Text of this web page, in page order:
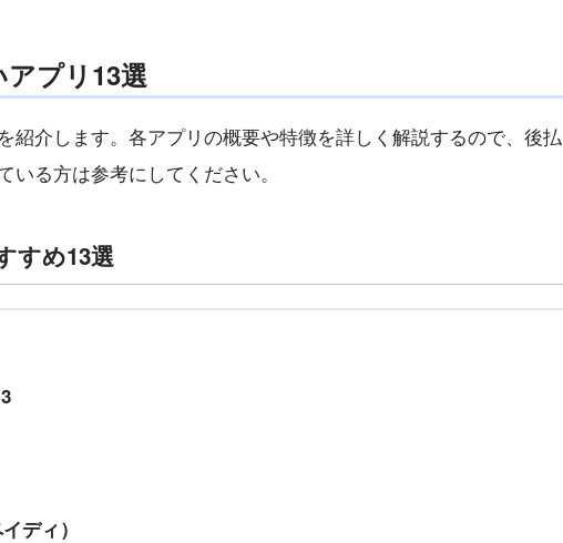
プリ13選
紹介します。各アプリの概要や特徴を詳しく解説するので、後払
いる方は参考にしてください。
すめ13選
ディ）